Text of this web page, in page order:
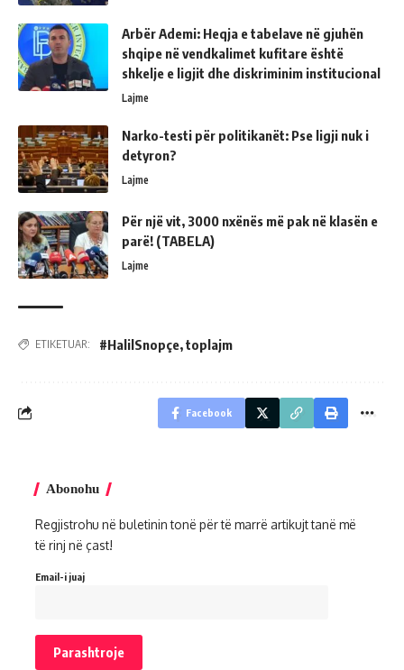
Arbër Ademi: Heqja e tabelave në gjuhën
shqipe në vendkalimet kufitare është
shkelje e ligjit dhe diskriminim institucional
Lajme
Narko-testi për politikanët: Pse ligji nuk i
detyron?
Lajme
Për një vit, 3000 nxënës më pak në klasën e
parë! (TABELA)
Lajme
ETIKETUAR: #HalilSnopçe,toplajm
Facebook
Abonohu
Regjistrohu në buletinin tonë për të marrë artikujt tanë më
të rinj në çast!
Email-i juaj